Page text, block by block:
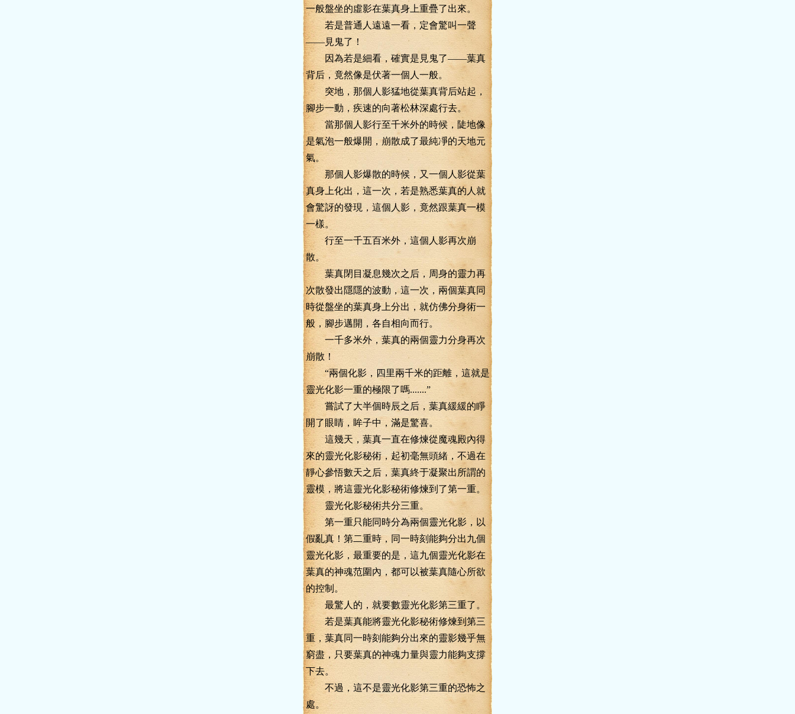
一般盤坐的虛影在葉真身上重疊了出來。
若是普通人遠遠一看，定會驚叫一聲
——見鬼了！
因為若是細看，確實是見鬼了——葉真
背后，竟然像是伏著一個人一般。
突地，那個人影猛地從葉真背后站起，
腳步一動，疾速的向著松林深處行去。
當那個人影行至千米外的時候，陡地像
是氣泡一般爆開，崩散成了最純凈的天地元
氣。
那個人影爆散的時候，又一個人影從葉
真身上化出，這一次，若是熟悉葉真的人就
會驚訝的發現，這個人影，竟然跟葉真一模
一樣。
行至一千五百米外，這個人影再次崩
散。
葉真閉目凝息幾次之后，周身的靈力再
次散發出隱隱的波動，這一次，兩個葉真同
時從盤坐的葉真身上分出，就仿佛分身術一
般，腳步邁開，各自相向而行。
一千多米外，葉真的兩個靈力分身再次
崩散！
“兩個化影，四里兩千米的距離，這就是
靈光化影一重的極限了嗎.......”
嘗試了大半個時辰之后，葉真緩緩的睜
開了眼睛，眸子中，滿是驚喜。
這幾天，葉真一直在修煉從魔魂殿內得
來的靈光化影秘術，起初毫無頭緒，不過在
靜心參悟數天之后，葉真終于凝聚出所謂的
靈模，將這靈光化影秘術修煉到了第一重。
靈光化影秘術共分三重。
第一重只能同時分為兩個靈光化影，以
假亂真！第二重時，同一時刻能夠分出九個
靈光化影，最重要的是，這九個靈光化影在
葉真的神魂范圍內，都可以被葉真隨心所欲
的控制。
最驚人的，就要數靈光化影第三重了。
若是葉真能將靈光化影秘術修煉到第三
重，葉真同一時刻能夠分出來的靈影幾乎無
窮盡，只要葉真的神魂力量與靈力能夠支撐
下去。
不過，這不是靈光化影第三重的恐怖之
處。